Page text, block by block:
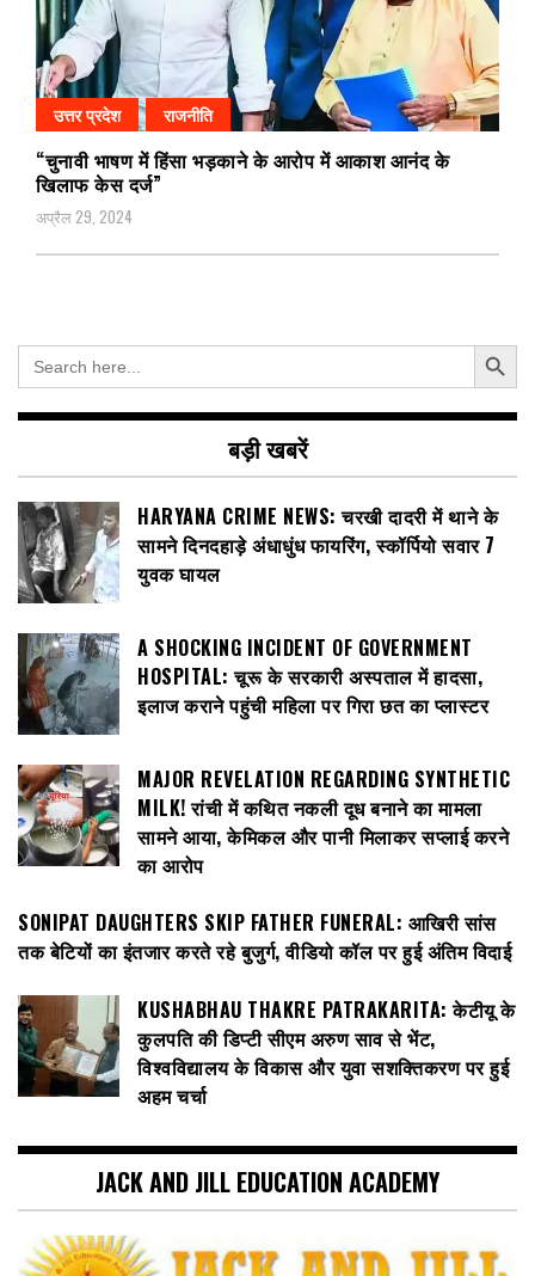
उत्तर प्रदेश राजनीति
“चुनावी भाषण में हिंसा भड़काने के आरोप में आकाश आनंद के
खिलाफ केस दर्ज”
अप्रैल 29, 2024
Search
for:
Search Button
बड़ी खबरें
HARYANA CRIME NEWS: चरखी दादरी में थाने के
सामने दिनदहाड़े अंधाधुंध फायरिंग, स्कॉर्पियो सवार 7
युवक घायल
A SHOCKING INCIDENT OF GOVERNMENT
HOSPITAL: चूरू के सरकारी अस्पताल में हादसा,
इलाज कराने पहुंची महिला पर गिरा छत का प्लास्टर
MAJOR REVELATION REGARDING SYNTHETIC
MILK! रांची में कथित नकली दूध बनाने का मामला
सामने आया, केमिकल और पानी मिलाकर सप्लाई करने
का आरोप
SONIPAT DAUGHTERS SKIP FATHER FUNERAL: आखिरी सांस
तक बेटियों का इंतजार करते रहे बुजुर्ग, वीडियो कॉल पर हुई अंतिम विदाई
KUSHABHAU THAKRE PATRAKARITA: केटीयू के
कुलपति की डिप्टी सीएम अरुण साव से भेंट,
विश्वविद्यालय के विकास और युवा सशक्तिकरण पर हुई
अहम चर्चा
JACK AND JILL EDUCATION ACADEMY